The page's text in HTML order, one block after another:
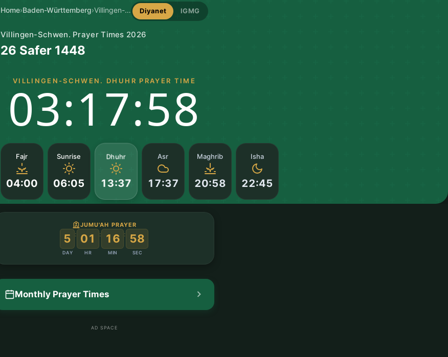
Home›Baden-Württemberg› Villingen-Schwen. Prayer Times Diyanet IGMG
Villingen-Schwen. Prayer Times 2026
26 Safer 1448
VILLINGEN-SCHWEN. DHUHR PRAYER TIME
03:17:57
Fajr
04:00
Sunrise
06:05
Dhuhr
13:37
Asr
17:37
Maghrib
20:58
Isha
22:45
JUMU'AH PRAYER
5
DAY
: 01
HR
: 16
MIN
: 57
SEC
Monthly Prayer Times
AD SPACE